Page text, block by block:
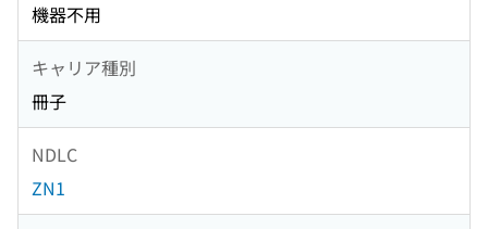
機器不用
キャリア種別
冊子
NDLC
ZN1